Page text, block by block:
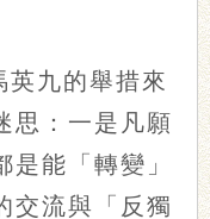
英九的舉措來
思：一是凡願
能「轉變」
交流與「反獨